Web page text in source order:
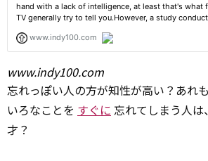
www.indy100.com
忘れっぽい人の方が知性が高い？あれ
いろなことを すぐに 忘れてしまう人
才？